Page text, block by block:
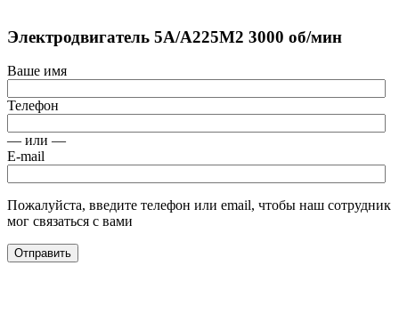
Электродвигатель 5А/А225М2 3000 об/мин
Ваше имя
Телефон
— или —
E-mail
Пожалуйста, введите телефон или email, чтобы наш сотрудник
мог связаться с вами
Отправить